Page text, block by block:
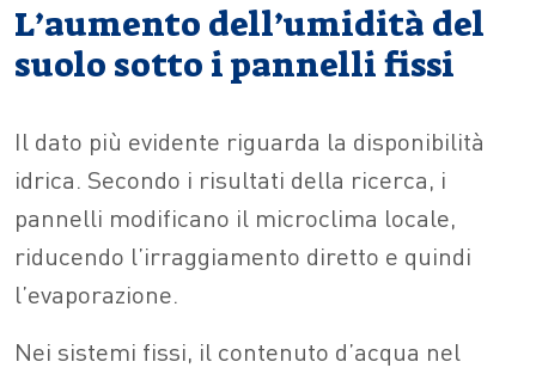
L’aumento dell’umidità del
suolo sotto i pannelli fissi
Il dato più evidente riguarda la disponibilità
idrica. Secondo i risultati della ricerca, i
pannelli modificano il microclima locale,
riducendo l’irraggiamento diretto e quindi
l’evaporazione.
Nei sistemi fissi, il contenuto d’acqua nel